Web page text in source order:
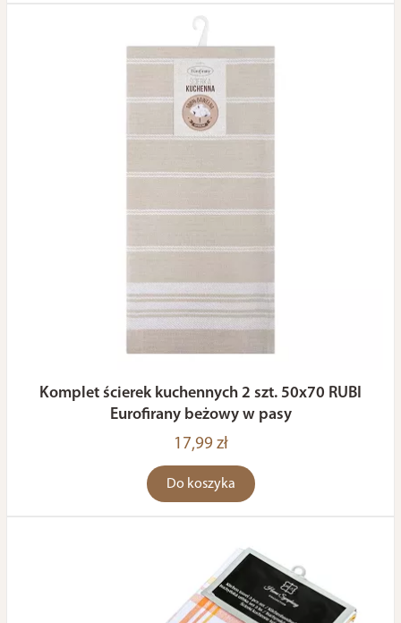
Komplet ścierek kuchennych 2 szt. 50x70 RUBI
Eurofirany beżowy w pasy
17,99 zł
Do koszyka